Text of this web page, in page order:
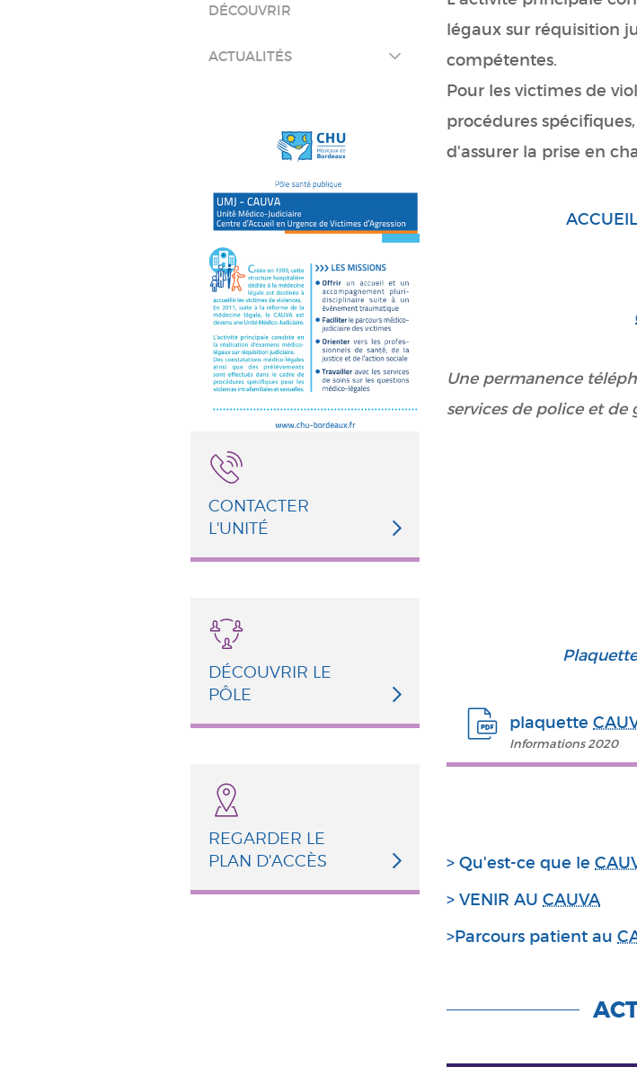
DÉCOUVRIR
ACTUALITÉS
CONTACTER
L'UNITÉ
DÉCOUVRIR LE
PÔLE
REGARDER LE
PLAN D'ACCÈS
légaux sur réquisition
compétentes.
Pour les victimes de
procédures
d'assurer la prise en
Une permanence
services de police et de
plaquette
Informations 2020
> Qu'est-ce que le
> VENIR AU CAUVA
>Parcours patient au